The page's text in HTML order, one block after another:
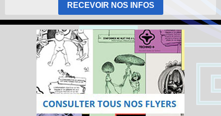
RECEVOIR NOS INFOS